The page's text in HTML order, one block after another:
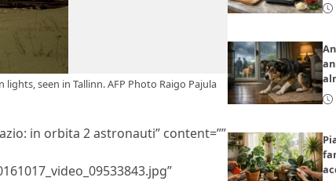
seen in Tallinn. AFP Photo Raigo Pajula
in orbita 2 astronauti” content=””